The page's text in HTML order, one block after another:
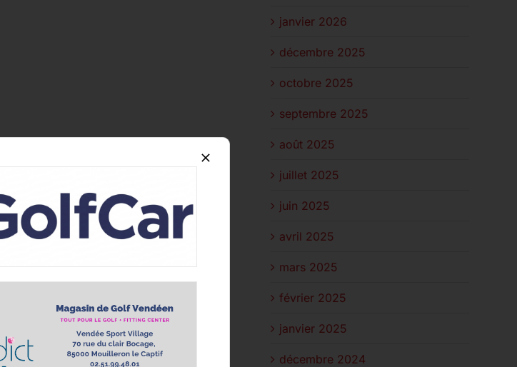
janvier 2026
décembre 2025
octobre 2025
septembre 2025
août 2025
juillet 2025
juin 2025
avril 2025
mars 2025
février 2025
janvier 2025
décembre 2024